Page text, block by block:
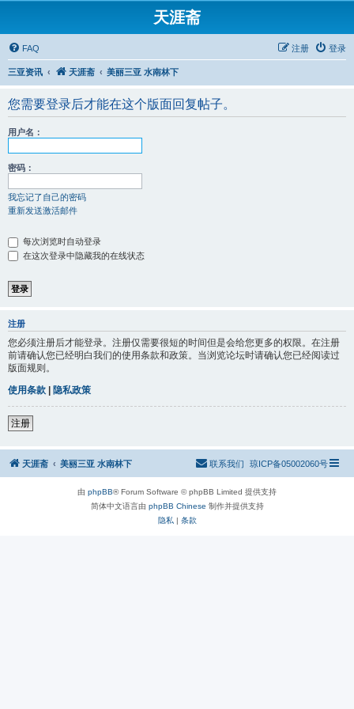
天涯斋
FAQ 登录
注册
三亚资讯 天涯斋 美丽三亚 水南林下
您需要登录后才能在这个版面回复帖子。
用户名：
密码：
我忘记了自己的密码
重新发送激活邮件
每次浏览时自动登录
在这次登录中隐藏我的在线状态
注册
您必须注册后才能登录。注册仅需要很短的时间但是会给您更多的权限。在注册
前请确认您已经明白我们的使用条款和政策。当浏览论坛时请确认您已经阅读过
版面规则。
使用条款 | 隐私政策
注册
天涯斋 美丽三亚 水南林下 琼ICP备05002060号
联系我们
由 phpBB® Forum Software © phpBB Limited 提供支持
简体中文语言由 phpBB Chinese 制作并提供支持
隐私 | 条款